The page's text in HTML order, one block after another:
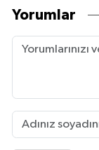
Yorumlar